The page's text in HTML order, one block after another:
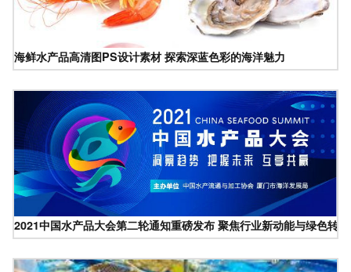
海鲜水产品高清图PS设计素材 探索深蓝色彩的海洋魅力
2021中国水产品大会第二轮通知重磅发布 聚焦行业新动能与绿色转型